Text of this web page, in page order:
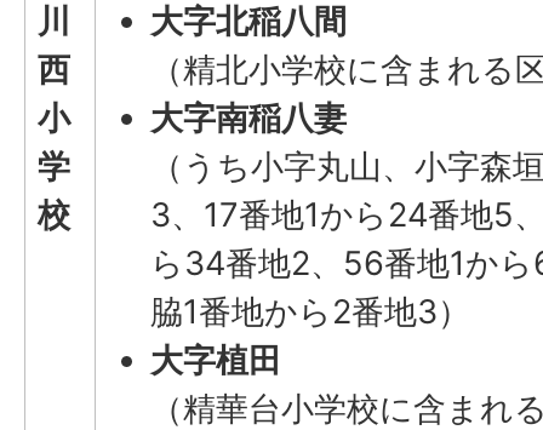
川
西
小
学
校
大字北稲八間
（精北小学校に含まれる
大字南稲八妻
（うち小字丸山、小字森
3、17番地1から24番地5
ら34番地2、56番地1か
脇1番地から2番地3）
大字植田
（精華台小学校に含まれ